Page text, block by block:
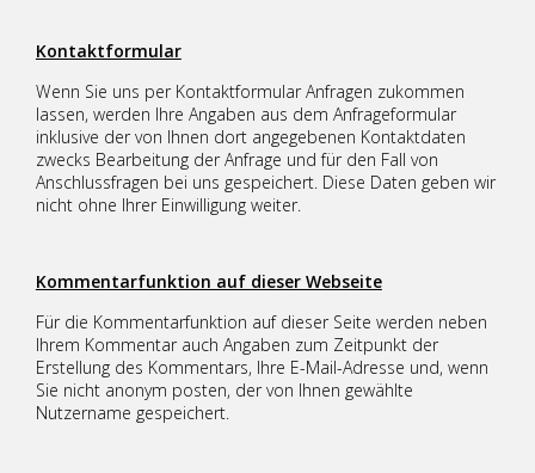
Kontaktformular
Wenn Sie uns per Kontaktformular Anfragen zukommen
lassen, werden Ihre Angaben aus dem Anfrageformular
inklusive der von Ihnen dort angegebenen Kontaktdaten
zwecks Bearbeitung der Anfrage und für den Fall von
Anschlussfragen bei uns gespeichert. Diese Daten geben wir
nicht ohne Ihrer Einwilligung weiter.
Kommentarfunktion auf dieser Webseite
Für die Kommentarfunktion auf dieser Seite werden neben
Ihrem Kommentar auch Angaben zum Zeitpunkt der
Erstellung des Kommentars, Ihre E-Mail-Adresse und, wenn
Sie nicht anonym posten, der von Ihnen gewählte
Nutzername gespeichert.